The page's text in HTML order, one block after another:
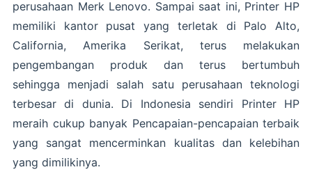
perusahaan Merk Lenovo. Sampai saat ini, Printer HP
memiliki kantor pusat yang terletak di Palo Alto,
California, Amerika Serikat, terus melakukan
pengembangan produk dan terus bertumbuh
sehingga menjadi salah satu perusahaan teknologi
terbesar di dunia. Di Indonesia sendiri Printer HP
meraih cukup banyak Pencapaian-pencapaian terbaik
yang sangat mencerminkan kualitas dan kelebihan
yang dimilikinya.